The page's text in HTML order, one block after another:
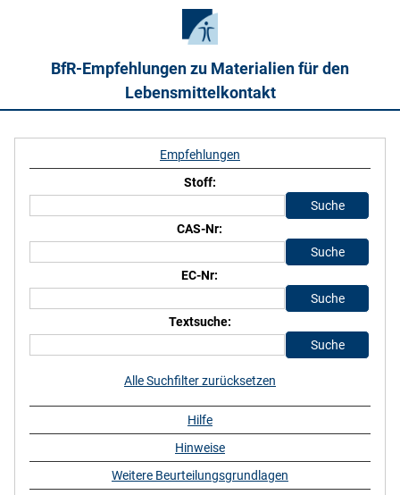
BfR-Empfehlungen zu Materialien für den
Lebensmittelkontakt
Empfehlungen
Stoff:
CAS-Nr:
EC-Nr:
Textsuche:
Alle Suchfilter zurücksetzen
Hilfe
Hinweise
Weitere Beurteilungsgrundlagen